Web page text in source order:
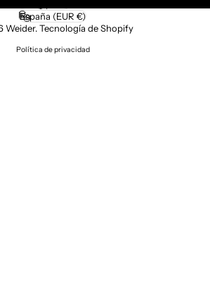
Weider.Tecnología de Shopify
Política de privacidad
Idioma
País/región
España (EUR €)